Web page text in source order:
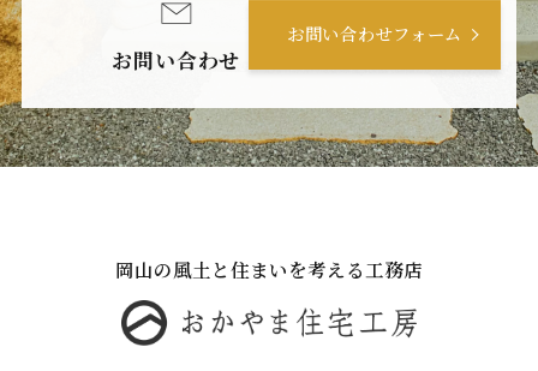
お問い合わせ
お問い合わせフォーム
岡山の風土と住まいを考える工務店